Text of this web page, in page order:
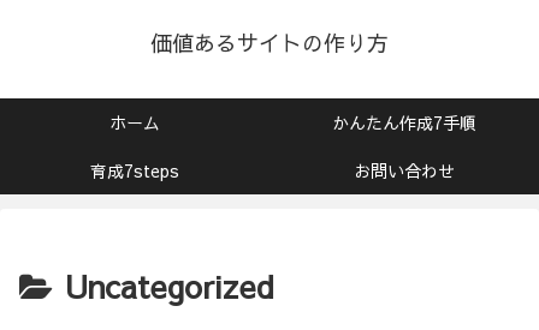
価値あるサイトの作り方
ホーム
かんたん作成7手順
育成7steps
お問い合わせ
Uncategorized